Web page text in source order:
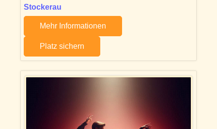
Stockerau
Mehr Informationen
Platz sichern